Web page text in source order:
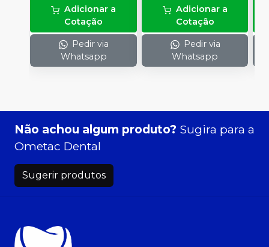
Adicionar a
Cotação
Pedir via
Whatsapp
Adicionar a
Cotação
Pedir via
Whatsapp
Não achou algum produto? Sugira para a
Ometac Dental
Sugerir produtos